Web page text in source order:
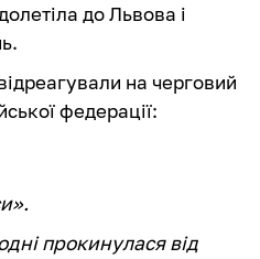
до Львова і
на черговий
федерації:
прокинулася від